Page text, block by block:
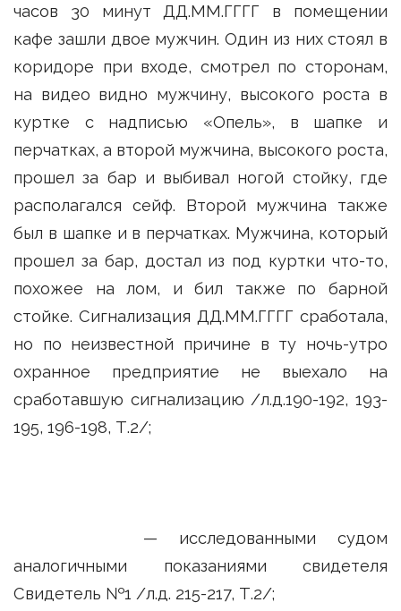
часов 30 минут ДД.ММ.ГГГГ в помещении
кафе зашли двое мужчин. Один из них стоял в
коридоре при входе, смотрел по сторонам,
на видео видно мужчину, высокого роста в
куртке с надписью «Опель», в шапке и
перчатках, а второй мужчина, высокого роста,
прошел за бар и выбивал ногой стойку, где
располагался сейф. Второй мужчина также
был в шапке и в перчатках. Мужчина, который
прошел за бар, достал из под куртки что-то,
похожее на лом, и бил также по барной
стойке. Сигнализация ДД.ММ.ГГГГ сработала,
но по неизвестной причине в ту ночь-утро
охранное предприятие не выехало на
сработавшую сигнализацию /л.д.190-192, 193-
195, 196-198, Т.2/;
— исследованными судом
аналогичными показаниями свидетеля
Свидетель №1 /л.д. 215-217, Т.2/;